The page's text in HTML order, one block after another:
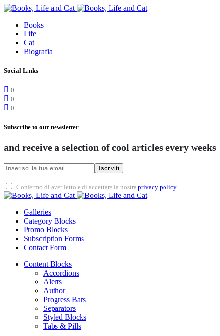
Books
Life
Cat
Biografia
Social Links
0
0
0
Subscribe to our newsletter
and receive a selection of cool articles every weeks
Iscriviti
Confermo di aver letto e di accettare la nostra privacy policy.
Galleries
Category Blocks
Promo Blocks
Subscription Forms
Contact Form
Content Blocks
Accordions
Alerts
Author
Progress Bars
Separators
Styled Blocks
Tabs & Pills